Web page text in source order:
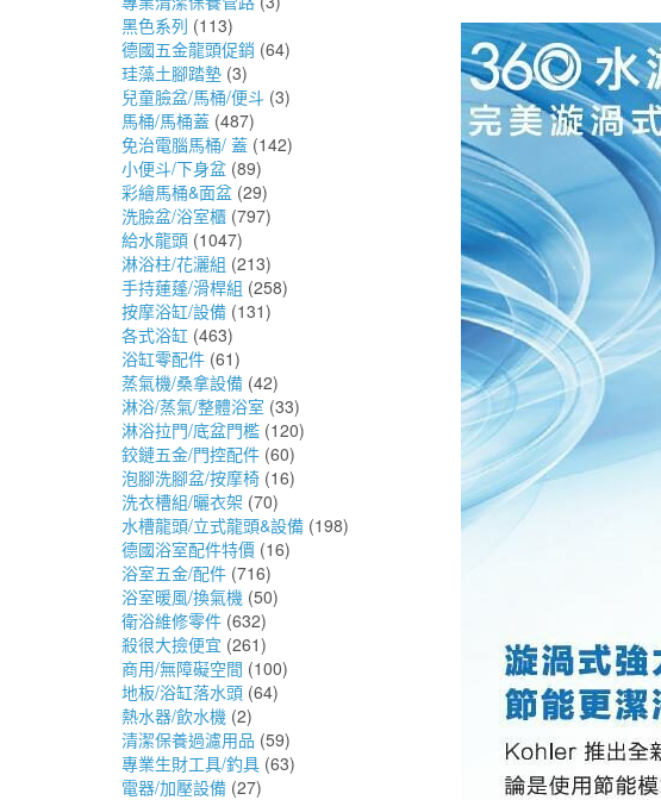
黑色系列 (113)
德國五金龍頭促銷 (64)
珪藻土腳踏墊 (3)
兒童臉盆/馬桶/便斗 (3)
馬桶/馬桶蓋 (487)
免治電腦馬桶/ 蓋 (142)
小便斗/下身盆 (89)
彩繪馬桶&面盆 (29)
洗臉盆/浴室櫃 (797)
給水龍頭 (1047)
淋浴柱/花灑組 (213)
手持蓮蓬/滑桿組 (258)
按摩浴缸/設備 (131)
各式浴缸 (463)
浴缸零配件 (61)
蒸氣機/桑拿設備 (42)
淋浴/蒸氣/整體浴室 (33)
淋浴拉門/底盆門檻 (120)
鉸鏈五金/門控配件 (60)
泡腳洗腳盆/按摩椅 (16)
洗衣槽組/曬衣架 (70)
水槽龍頭/立式龍頭&設備 (198)
德國浴室配件特價 (16)
浴室五金/配件 (716)
浴室暖風/換氣機 (50)
衛浴維修零件 (632)
殺很大撿便宜 (261)
商用/無障礙空間 (100)
地板/浴缸落水頭 (64)
熱水器/飲水機 (2)
清潔保養過濾用品 (59)
專業生財工具/釣具 (63)
電器/加壓設備 (27)